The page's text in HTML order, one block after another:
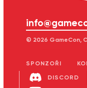
© 2026 GameCon,
SPONZOŘI
DISCORD